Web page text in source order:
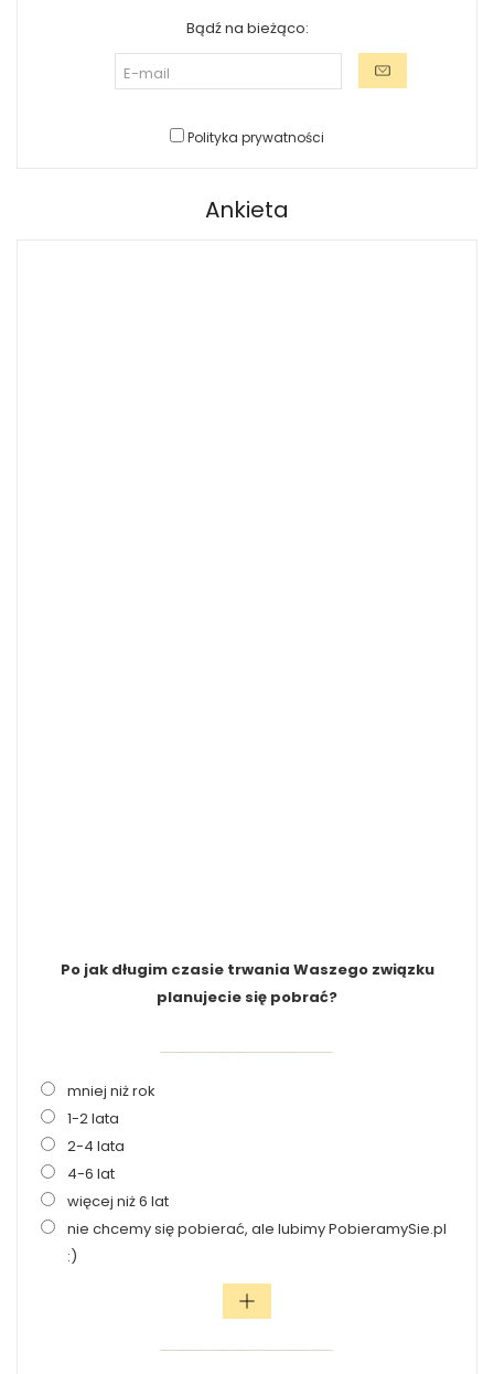
Bądź na bieżąco:
Polityka prywatności
Ankieta
Po jak długim czasie trwania Waszego związku
planujecie się pobrać?
mniej niż rok
1-2 lata
2-4 lata
4-6 lat
więcej niż 6 lat
nie chcemy się pobierać, ale lubimy PobieramySie.pl
:)